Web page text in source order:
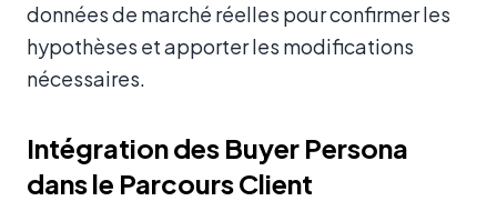
données de marché réelles pour confirmer les
hypothèses et apporter les modifications
nécessaires.
Intégration des Buyer Persona
dans le Parcours Client